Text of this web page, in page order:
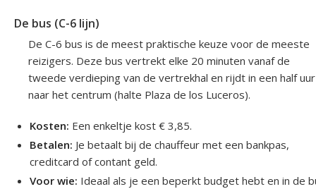
De bus (C-6 lijn)
De C-6 bus is de meest praktische keuze voor de meeste
reizigers. Deze bus vertrekt elke 20 minuten vanaf de
tweede verdieping van de vertrekhal en rijdt in een half uur
naar het centrum (halte Plaza de los Luceros).
Kosten: Een enkeltje kost € 3,85.
Betalen: Je betaalt bij de chauffeur met een bankpas,
creditcard of contant geld.
Voor wie: Ideaal als je een beperkt budget hebt en in de